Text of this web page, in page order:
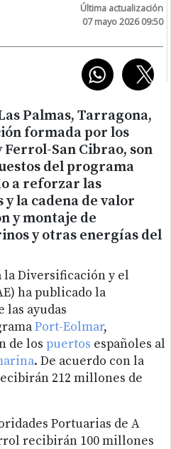
Última actualización
07 mayo 2026 09:50
Palmas, Tarragona,
formada por los
San Cibrao, son
del programa
a reforzar las
la cadena de valor
y montaje de
y otras energías del
la Diversificación y el
ha publicado la
ayudas
Port-Eolmar,
de lospuertos españoles al
. De acuerdo con la
212 millones de
Portuarias de A
recibirán 100 millones